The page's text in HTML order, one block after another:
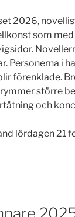
2026,
som
Personerna i
förenklade.
större
och
lördagen 21